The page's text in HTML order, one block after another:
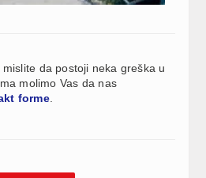
mislite da postoji neka greška u
molimo Vas da nas
forme.